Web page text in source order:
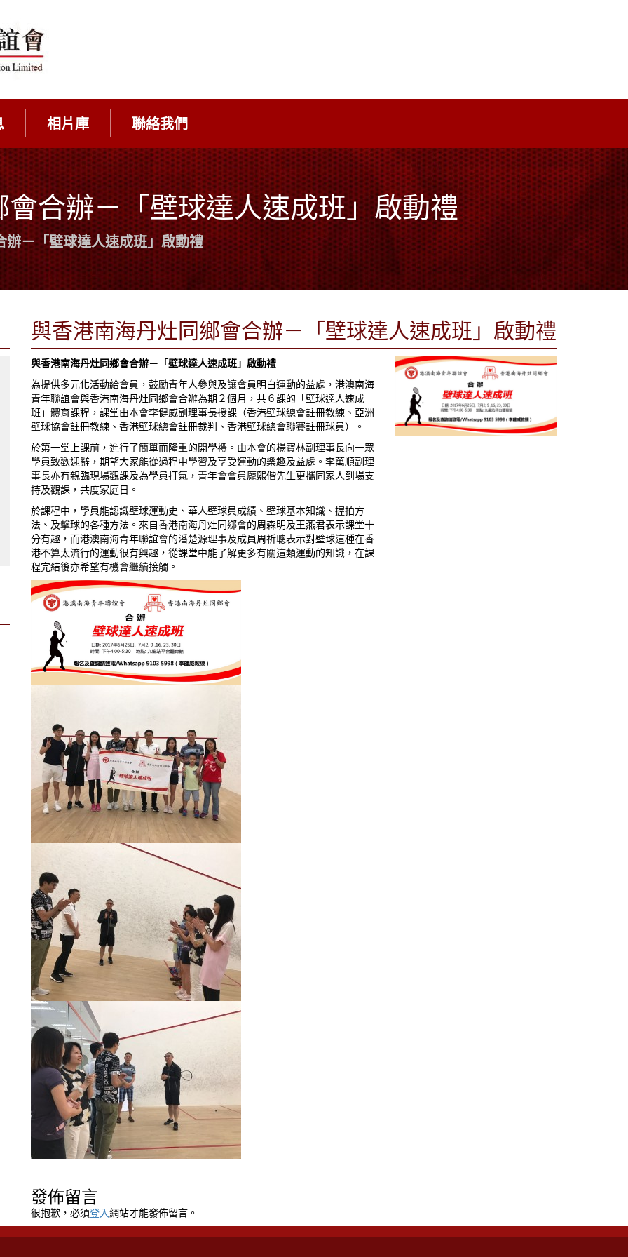
相片庫 聯絡我們
合辦－「壁球達人速成班」啟動禮
－「壁球達人速成班」啟動禮
與香港南海丹灶同鄉會合辦－「壁球達人速成班」啟動禮
與香港南海丹灶同鄉會合辦－「壁球達人速成班」啟動禮
為提供多元化活動給會員，鼓勵青年人參與及讓會員明白運動的益處，港澳南海
青年聯誼會與香港南海丹灶同鄉會合辦為期２個月，共６課的「壁球達人速成
班」體育課程，課堂由本會李健威副理事長授課（香港壁球總會註冊教練、亞洲
壁球協會註冊教練、香港壁球總會註冊裁判、香港壁球總會聯賽註冊球員）。
於第一堂上課前，進行了簡單而隆重的開學禮。由本會的楊寶林副理事長向一眾
學員致歡迎辭，期望大家能從過程中學習及享受運動的樂趣及益處。李萬順副理
事長亦有親臨現場觀課及為學員打氣，青年會會員龐熙偕先生更攜同家人到場支
持及觀課，共度家庭日。
於課程中，學員能認識壁球運動史、華人壁球員成績、壁球基本知識、握拍方
法、及擊球的各種方法。來自香港南海丹灶同鄉會的周森明及王燕君表示課堂十
分有趣，而港澳南海青年聯誼會的潘楚源理事及成員周祈聰表示對壁球這種在香
港不算太流行的運動很有興趣，從課堂中能了解更多有關這類運動的知識，在課
程完結後亦希望有機會繼續接觸。
發佈留言
很抱歉，必須登入網站才能發佈留言。